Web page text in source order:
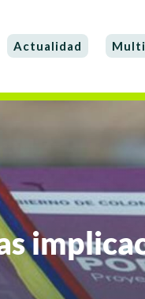
Actualidad